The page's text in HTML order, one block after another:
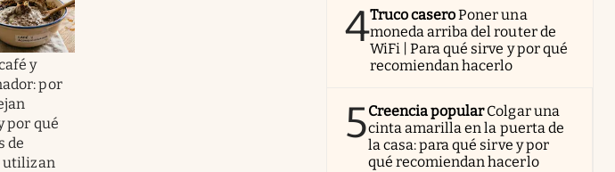
y
por
por qué
de
utilizan
4Truco caseroPoner una
moneda arriba del router de
WiFi | Para qué sirve y por qué
recomiendan hacerlo
5Creencia popularColgar una
cinta amarilla en la puerta de
la casa: para qué sirve y por
qué recomiendan hacerlo